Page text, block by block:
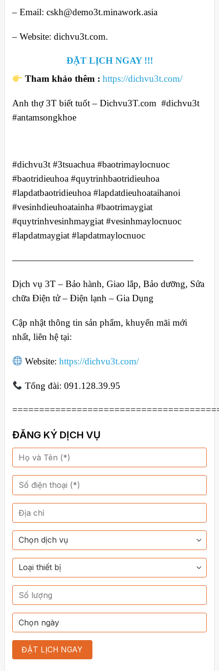
– Email: cskh@demo3t.minawork.asia
– Website: dichvu3t.com.
ĐẶT LỊCH NGAY !!!
Tham khảo thêm :https://dichvu3t.com/
Anh thợ 3T biết tuốt – Dichvu3T.com #dichvu3t
#antamsongkhoe
#dichvu3t #3tsuachua #baotrimaylocnuoc
#baotridieuhoa #quytrinhbaotridieuhoa
#lapdatbaotridieuhoa #lapdatdieuhoataihanoi
#vesinhdieuhoatainha #baotrimaygiat
#quytrinhvesinhmaygiat #vesinhmaylocnuoc
#lapdatmaygiat #lapdatmaylocnuoc
———————————————————–
Dịch vụ 3T – Bảo hành, Giao lắp, Bảo dưỡng, Sửa
chữa Điện tử – Điện lạnh – Gia Dụng
Cập nhật thông tin sản phẩm, khuyến mãi mới
nhất, liên hệ tại:
Website:https://dichvu3t.com/
Tổng đài: 091.128.39.95
ĐĂNG KÝ DỊCH VỤ